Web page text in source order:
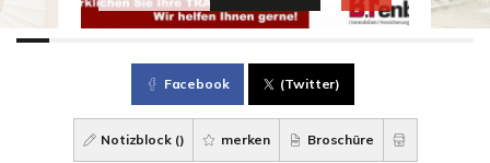
Facebook (Twitter)
Notizblock () merken Broschüre